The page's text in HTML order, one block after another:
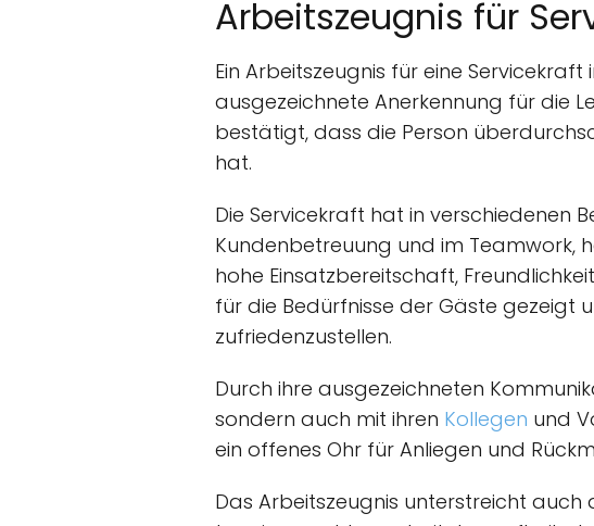
Arbeitszeugnis für
Ein Arbeitszeugnis für eine
ausgezeichnete Anerkennung für die
bestätigt, dass die Person
hat.
Die Servicekraft hat in verschiedenen
Kundenbetreuung und im Teamwork,
hohe Einsatzbereitschaft,
für die Bedürfnisse der Gäste gezeigt
zufriedenzustellen.
Durch ihre ausgezeichneten
sondern auch mit ihren Kollegen und
ein offenes Ohr für Anliegen und
Das Arbeitszeugnis unterstreicht auch